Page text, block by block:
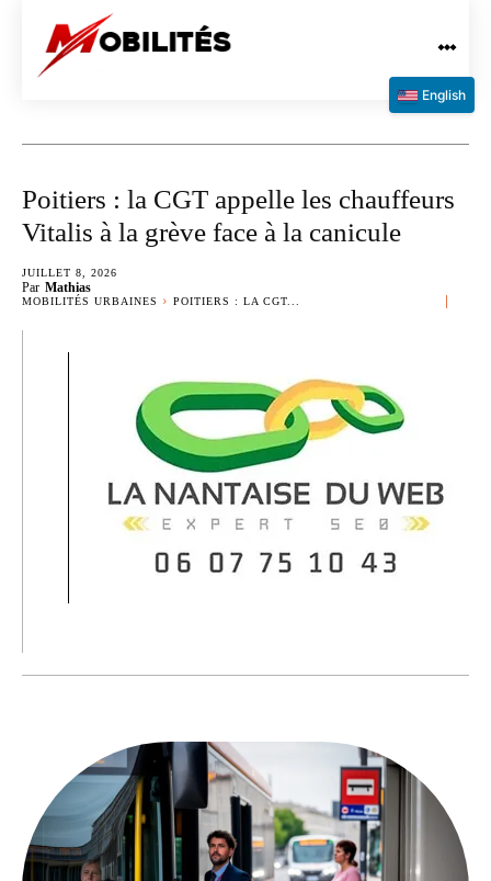
Poitiers : la CGT appelle les chauffeurs
Vitalis à la grève face à la canicule
JUILLET 8, 2026
Par Mathias
MOBILITÉS URBAINES POITIERS : LA CGT...
English